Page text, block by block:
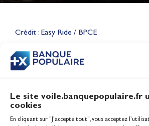
Le site voile.banquepopulaire.fr
cookies
En cliquant sur "J'accepte tout", vous acceptez
Crédit : Easy Ride / BPCE
CONTENU
Jeux Olympiques 2028
Inscription serveur média